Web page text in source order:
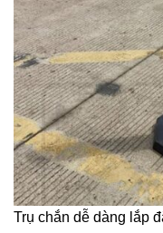
Trụ chắn dễ dàng lắp